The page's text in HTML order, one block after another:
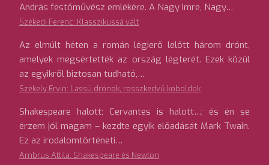
András festőművész emlékére. A Nagy Imre, Nagy…
Székedi Ferenc: Klasszikussá vált
Az elmúlt héten a román légierő lelőtt három drónt,
amelyek megsértették az ország légterét. Ezek közül
az egyikről biztosan tudható,…
Székely Ervin: Lassú drónok, rosszkedvű koboldok
Shakespeare halott; Cervantes is halott…; és én se
érzem jól magam – kezdte egyik előadását Mark Twain.
Ez az irodalomtörténeti…
Ambrus Attila: Shakespeare és Newton